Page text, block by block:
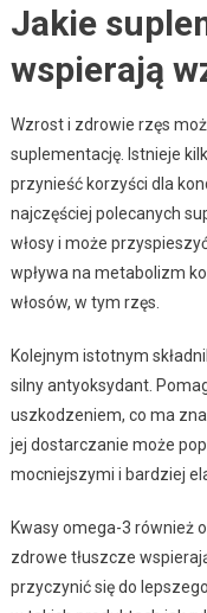
Jakie
wspierają
Wzrost i zdrowie rzęs
suplementację. Istnieje
przynieść korzyści dla
najczęściej polecanych
włosy i może
wpływa na metabolizm
włosów, w tym rzęs.
Kolejnym istotnym
silny antyoksydant.
uszkodzeniem, co ma
jej dostarczanie może
mocniejszymi i bardziej
Kwasy omega-3 również
zdrowe tłuszcze
przyczynić się do